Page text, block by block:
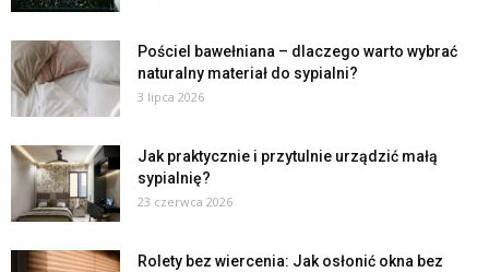
Pościel bawełniana – dlaczego warto wybrać
naturalny materiał do sypialni?
3 lipca 2026
Jak praktycznie i przytulnie urządzić małą
sypialnię?
23 czerwca 2026
Rolety bez wiercenia: Jak osłonić okna bez